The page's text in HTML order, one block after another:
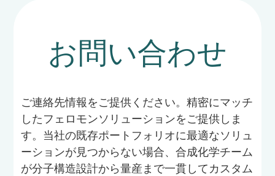
お問い合わせ
ご連絡先情報をご提供ください。精密にマッチ
したフェロモンソリューションをご提供しま
す。当社の既存ポートフォリオに最適なソリュ
ーションが見つからない場合、合成化学チーム
が分子構造設計から量産まで一貫してカスタム